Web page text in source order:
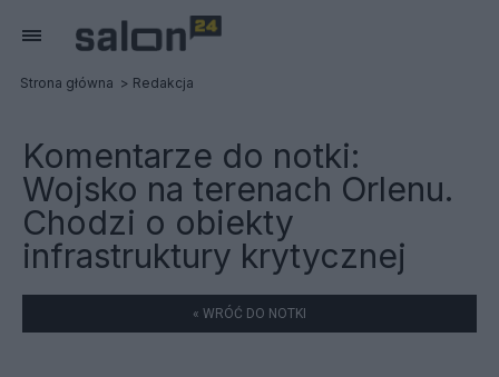
Strona główna Redakcja
Komentarze do notki:
Wojsko na terenach Orlenu.
Chodzi o obiekty
infrastruktury krytycznej
« WRÓĆ DO NOTKI